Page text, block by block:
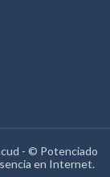
- © Potenciado
en Internet.